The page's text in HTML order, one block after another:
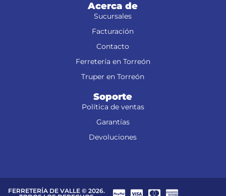
Acerca de
Sucursales
Facturación
Contacto
Ferretería en Torreón
Truper en Torreón
Soporte
Política de ventas
Garantías
Devoluciones
FERRETERÍA DE VALLE © 2026.